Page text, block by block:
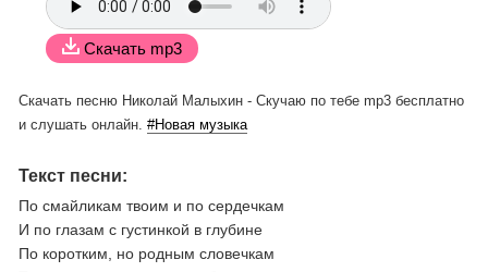
Скачать mp3
Скачать песню Николай Малыхин - Скучаю по тебе mp3 бесплатно
и слушать онлайн. #Новая музыка
Текст песни:
По смайликам твоим и по сердечкам
И по глазам с густинкой в глубине
По коротким, но родным словечкам